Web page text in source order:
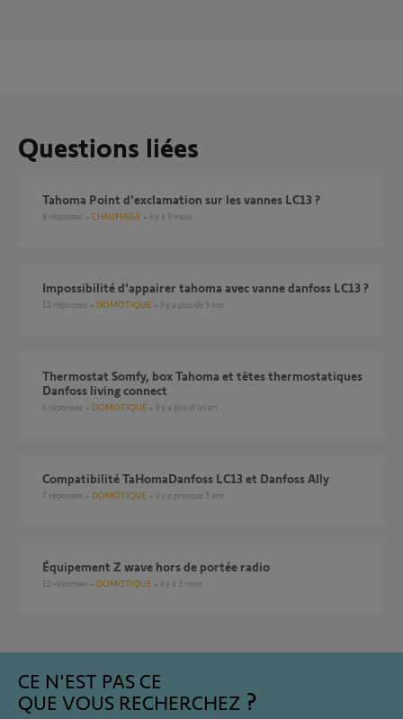
Questions liées
Tahoma Point d'exclamation sur les vannes LC13 ?
8 réponses CHAUFFAGE il y a 9 mois
Impossibilité d'appairer tahoma avec vanne danfoss LC13 ?
12 réponses DOMOTIQUE il y a plus de 9 ans
Thermostat Somfy, box Tahoma et têtes thermostatiques
Danfoss living connect
4 réponses DOMOTIQUE il y a plus d'un an
Compatibilité TaHomaDanfoss LC13 et Danfoss Ally
7 réponses DOMOTIQUE il y a presque 5 ans
Équipement Z wave hors de portée radio
12 réponses DOMOTIQUE il y a 3 mois
CE N'EST PAS CE
QUE VOUS RECHERCHEZ